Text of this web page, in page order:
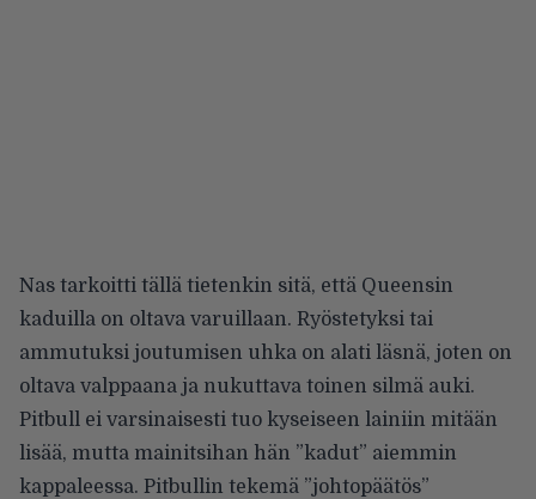
Nas tarkoitti tällä tietenkin sitä, että Queensin
kaduilla on oltava varuillaan. Ryöstetyksi tai
ammutuksi joutumisen uhka on alati läsnä, joten on
oltava valppaana ja nukuttava toinen silmä auki.
Pitbull ei varsinaisesti tuo kyseiseen lainiin mitään
lisää, mutta mainitsihan hän ”kadut” aiemmin
kappaleessa. Pitbullin tekemä ”johtopäätös”